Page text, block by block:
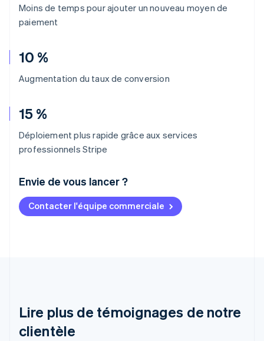
Moins de temps pour ajouter un nouveau moyen de
paiement
10 %
Augmentation du taux de conversion
15 %
Déploiement plus rapide grâce aux services
professionnels Stripe
Envie de vous lancer ?
Contacter l'équipe commerciale
Lire plus de témoignages de notre
clientèle
Allemagne
Brésil
PortuguêsEnglish
Bulgarie